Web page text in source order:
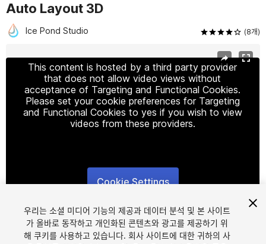
Auto Layout 3D
Ice Pond Studio (8개)
This content is hosted by a third party provider
that does not allow video views without
acceptance of Targeting and Functional Cookies.
Please set your cookie preferences for Targeting
and Functional Cookies to yes if you wish to view
videos from these providers.
Cookie Settings
우리는 소셜 미디어 기능의 제공과 데이터 분석 및 본 사이트
가 올바로 동작하고 개인화된 콘텐츠와 광고를 제공하기 위
해 쿠키를 사용하고 있습니다. 회사 사이트에 대한 귀하의 사